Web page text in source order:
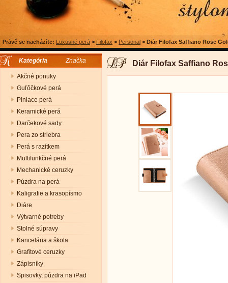
Právě se nacházíte: Luxusné perá > Filofax > Personal > Diár Filofax Saffiano Rose
Kategória Značka
Akčné ponuky
Guľôčkové perá
Plniace perá
Keramické perá
Darčekové sady
Pera zo striebra
Perá s razítkem
Multifunkčné perá
Mechanické ceruzky
Púzdra na perá
Kaligrafie a krasopísmo
Diáre
Výtvarné potreby
Stolné súpravy
Kancelária a škola
Grafitové ceruzky
Zápisníky
Spisovky, púzdra na iPad
Diár Filofax Saffiano